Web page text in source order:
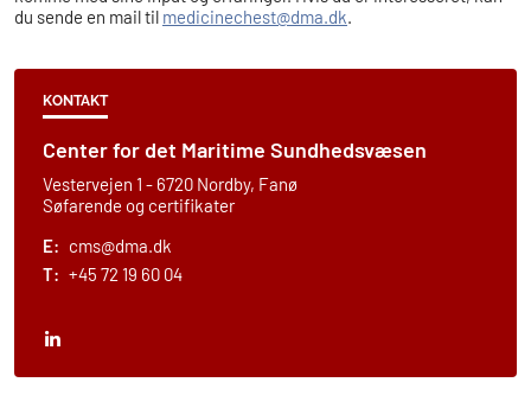
du sende en mail til medicinechest@dma.dk.
KONTAKT
Center for det Maritime Sundhedsvæsen
Vestervejen 1 - 6720 Nordby, Fanø
Søfarende og certifikater
E: cms@dma.dk
T: +45 72 19 60 04